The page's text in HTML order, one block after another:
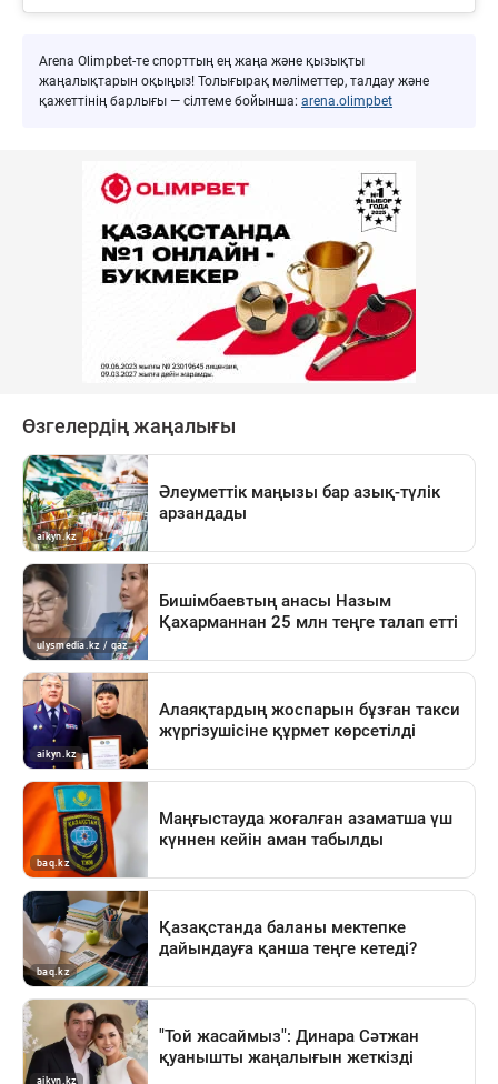
Arena Olimpbet-те спорттың ең жаңа және қызықты
жаңалықтарын оқыңыз! Толығырақ мәліметтер, талдау және
қажеттінің барлығы — сілтеме бойынша: arena.olimpbet